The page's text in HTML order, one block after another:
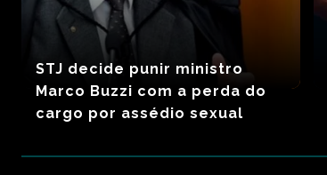
STJ decide punir ministro
Marco Buzzi com a perda do
cargo por assédio sexual